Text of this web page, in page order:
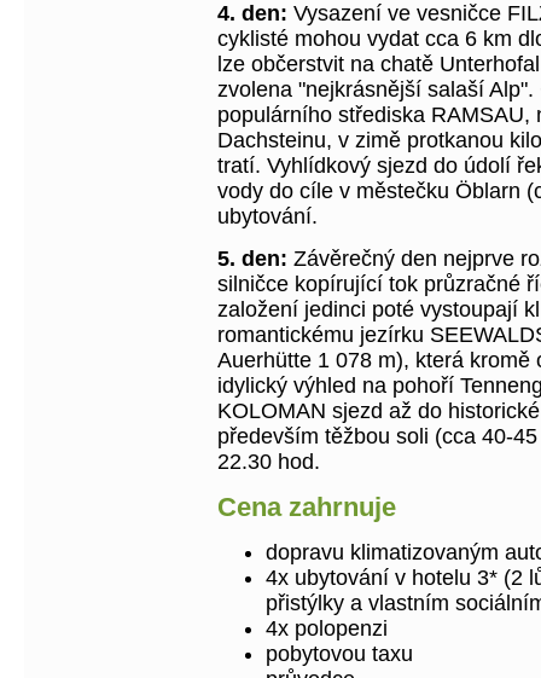
4. den: Vysazení ve vesničce
cyklisté mohou vydat cca 6 km
lze občerstvit na chatě
zvolena "nejkrásnější salaší
populárního střediska
Dachsteinu, v zimě protkanou
tratí. Vyhlídkový sjezd do údolí
vody do cíle v městečku Öblarn
ubytování.
5. den: Závěrečný den nejprve
silničce kopírující tok průzračné
založení jedinci poté vystoupají
romantickému jezírku
Auerhütte 1 078 m), která
idylický výhled na pohoří
KOLOMAN sjezd až do
především těžbou soli (cca 40-
22.30 hod.
Cena zahrnuje
dopravu klimatizovaným
4x ubytování v hotelu 3* (2
přistýlky a vlastním
4x polopenzi
pobytovou taxu